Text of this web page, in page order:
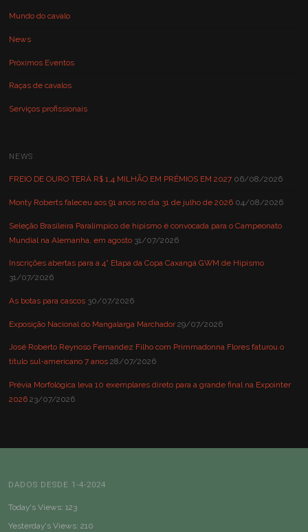
Mundo do cavalo
News
Próximos Eventos
Raças de cavalos
Serviços profissionais
NEWS
FREIO DE OURO TERÁ R$ 1,4 MILHÃO EM PRÊMIOS EM 2027 06/08/2026
Monty Roberts faleceu aos 91 anos no dia 31 de julho de 2026 04/08/2026
Seleção Brasileira Paralímpico de hipismo é convocada para o Campeonato
Mundial na Alemanha, em agosto 31/07/2026
Inscrições abertas para a 4° Etapa da Copa Caxangá GWM de Hipismo
31/07/2026
As botas para cascos 30/07/2026
Exposição Nacional do Mangalarga Marchador 29/07/2026
José Roberto Reynoso Fernandez Filho com Primmadonna Flores faturou o
título sul-americano 7 anos 28/07/2026
Prévia Morfológica leva 10 exemplares direto para a grande final na Expointer
2026 23/07/2026
DADOS DESDE 1-4-2024
Today's Views: 123
Yesterday's Views: 210